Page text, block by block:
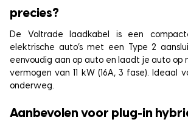
precies?
De Voltrade laadkabel is een
elektrische auto’s met een Type 2
eenvoudig aan op auto en laadt je auto op
vermogen van 11 kW (16A, 3 fase). Ideaal
onderweg.
Aanbevolen voor plug-in